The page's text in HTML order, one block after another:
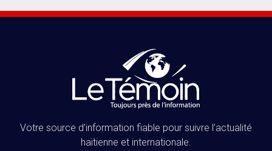
Votre source d’information fiable pour suivre l’actualité
haïtienne et internationale.